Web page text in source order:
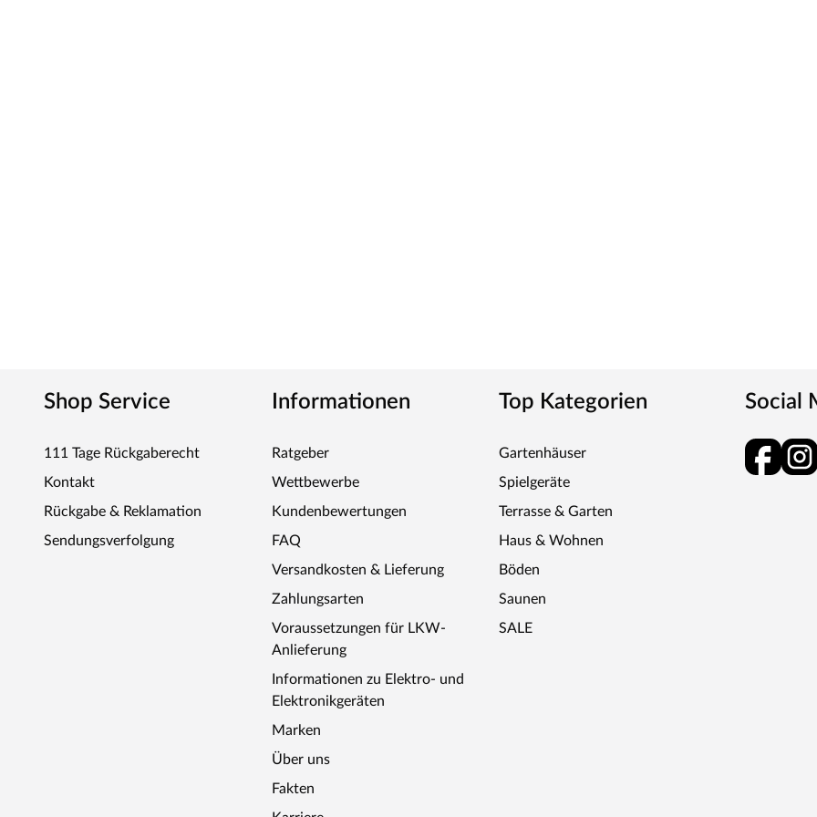
Shop Service
111 Tage Rückgaberecht
Kontakt
Rückgabe & Reklamation
Sendungsverfolgung
Informationen
Ratgeber
Wettbewerbe
Kundenbewertungen
FAQ
Versandkosten & Lieferung
Zahlungsarten
Voraussetzungen für LKW-
Anlieferung
Informationen zu Elektro- und
Elektronikgeräten
Marken
Über uns
Fakten
Top Kategorien
Gartenhäuser
Spielgeräte
Terrasse & Garten
Haus & Wohnen
Böden
Saunen
SALE
Social